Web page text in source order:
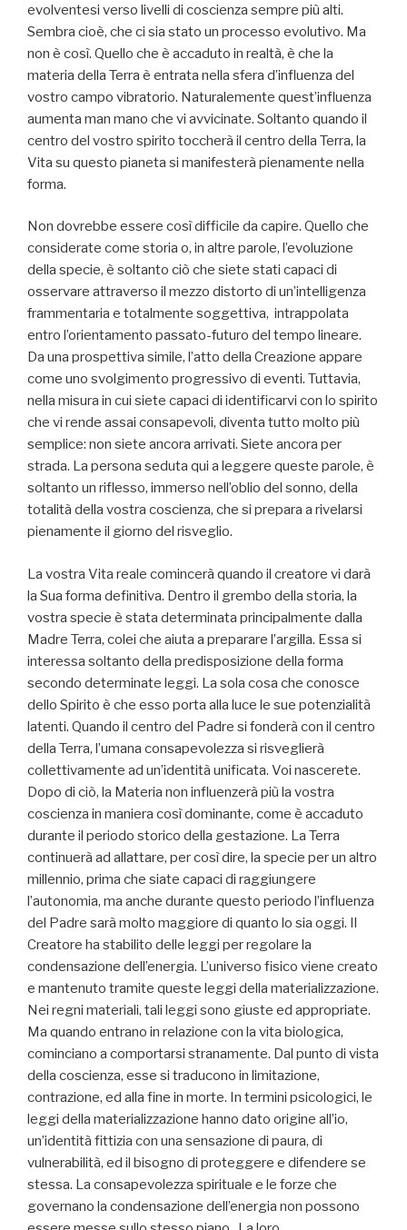
evolventesi verso livelli di coscienza sempre più alti.
Sembra cioè, che ci sia stato un processo evolutivo. Ma
non è così. Quello che è accaduto in realtà, è che la
materia della Terra è entrata nella sfera d’influenza del
vostro campo vibratorio. Naturalemente quest’influenza
aumenta man mano che vi avvicinate. Soltanto quando il
centro del vostro spirito toccherà il centro della Terra, la
Vita su questo pianeta si manifesterà pienamente nella
forma.
Non dovrebbe essere così difficile da capire. Quello che
considerate come storia o, in altre parole, l’evoluzione
della specie, è soltanto ciò che siete stati capaci di
osservare attraverso il mezzo distorto di un’intelligenza
frammentaria e totalmente soggettiva, intrappolata
entro l’orientamento passato-futuro del tempo lineare.
Da una prospettiva simile, l’atto della Creazione appare
come uno svolgimento progressivo di eventi. Tuttavia,
nella misura in cui siete capaci di identificarvi con lo spirito
che vi rende assai consapevoli, diventa tutto molto più
semplice: non siete ancora arrivati. Siete ancora per
strada. La persona seduta qui a leggere queste parole, è
soltanto un riflesso, immerso nell’oblio del sonno, della
totalità della vostra coscienza, che si prepara a rivelarsi
pienamente il giorno del risveglio.
La vostra Vita reale comincerà quando il creatore vi darà
la Sua forma definitiva. Dentro il grembo della storia, la
vostra specie è stata determinata principalmente dalla
Madre Terra, colei che aiuta a preparare l’argilla. Essa si
interessa soltanto della predisposizione della forma
secondo determinate leggi. La sola cosa che conosce
dello Spirito è che esso porta alla luce le sue potenzialità
latenti. Quando il centro del Padre si fonderà con il centro
della Terra, l’umana consapevolezza si risveglierà
collettivamente ad un’identità unificata. Voi nascerete.
Dopo di ciò, la Materia non influenzerà più la vostra
coscienza in maniera così dominante, come è accaduto
durante il periodo storico della gestazione. La Terra
continuerà ad allattare, per così dire, la specie per un altro
millennio, prima che siate capaci di raggiungere
l’autonomia, ma anche durante questo periodo l’influenza
del Padre sarà molto maggiore di quanto lo sia oggi. Il
Creatore ha stabilito delle leggi per regolare la
condensazione dell’energia. L’universo fisico viene creato
e mantenuto tramite queste leggi della materializzazione.
Nei regni materiali, tali leggi sono giuste ed appropriate.
Ma quando entrano in relazione con la vita biologica,
cominciano a comportarsi stranamente. Dal punto di vista
della coscienza, esse si traducono in limitazione,
contrazione, ed alla fine in morte. In termini psicologici, le
leggi della materializzazione hanno dato origine all’io,
un’identità fittizia con una sensazione di paura, di
vulnerabilità, ed il bisogno di proteggere e difendere se
stessa. La consapevolezza spirituale e le forze che
governano la condensazione dell’energia non possono